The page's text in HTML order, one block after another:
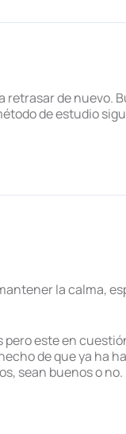
de nuevo.
de estudio
la calma,
este en
de que ya ha
sean buenos o no.